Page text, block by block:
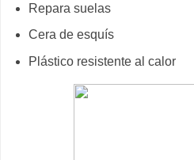
Repara suelas
Cera de esquís
Plástico resistente al calor